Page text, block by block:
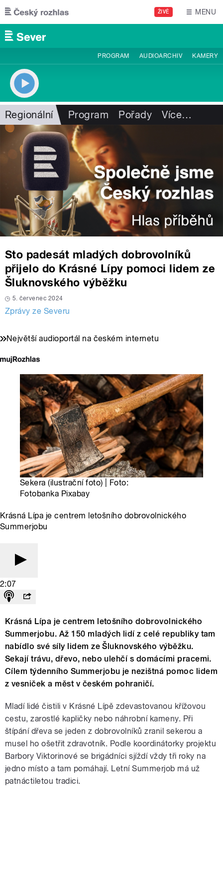
Přejít k hlavnímu obsahu
ŽIVĚ MENU
PROGRAM AUDIOARCHIV KAMERY
Regionální Program Pořady Více…
Sto padesát mladých dobrovolníků
přijelo do Krásné Lípy pomoci lidem ze
Šluknovského výběžku
5. červenec 2024
Zprávy ze Severu
Největší audioportál na českém internetu
Sekera (ilustrační foto) | Foto:
Fotobanka Pixabay
Krásná Lípa je centrem letošního dobrovolnického
Summerjobu
2:07
Krásná Lípa je centrem letošního dobrovolnického
Summerjobu. Až 150 mladých lidí z celé republiky tam
nabídlo své síly lidem ze Šluknovského výběžku.
Sekají trávu, dřevo, nebo ulehčí s domácími pracemi.
Cílem týdenního Summerjobu je nezištná pomoc lidem
z vesniček a měst v českém pohraničí.
Mladí lidé čistili v Krásné Lípě zdevastovanou křížovou
cestu, zarostlé kapličky nebo náhrobní kameny. Při
štípání dřeva se jeden z dobrovolníků zranil sekerou a
musel ho ošetřit zdravotník. Podle koordinátorky projektu
Barbory Viktorinové se brigádníci sjíždí vždy tři roky na
jedno místo a tam pomáhají. Letní Summerjob má už
patnáctiletou tradici.